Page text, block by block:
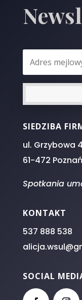
SIEDZIBA
ul. Grzybowa
61-472 Poznań
Spotkania
KONTAKT
537 888 538
SOCIAL